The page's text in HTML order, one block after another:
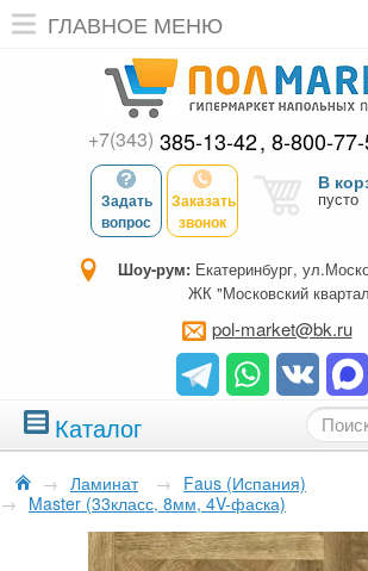
ГЛАВНОЕ МЕНЮ
+7(343) 385-13-42 8-800-
Задать
вопрос
Заказать
звонок
В
пусто
Шоу-рум: Екатеринбург,
ЖК "Московский
pol-market@bk.ru
Каталог
→ Ламинат → Faus (Испания)
→ Master (33класс, 8мм, 4V-фаска)